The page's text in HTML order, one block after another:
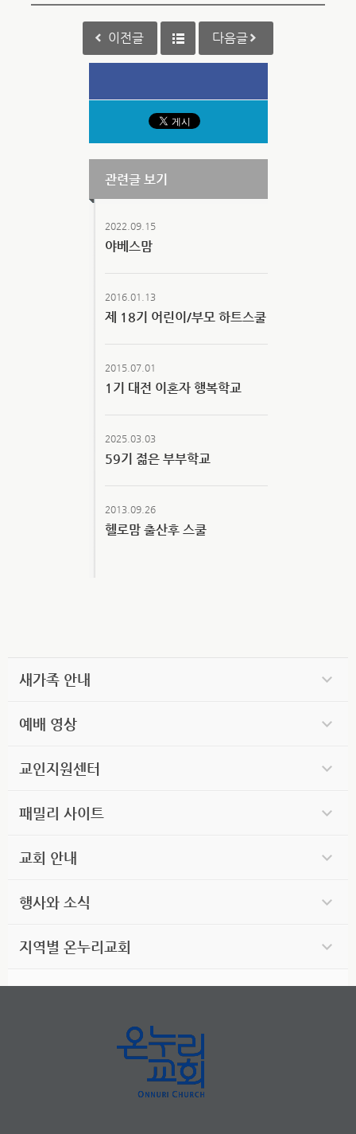
이전글 다음글
관련글 보기
2022.09.15
야베스맘
2016.01.13
제 18기 어린이/부모 하트스쿨
2015.07.01
1기 대전 이혼자 행복학교
2025.03.03
59기 젊은 부부학교
2013.09.26
헬로맘 출산후 스쿨
새가족 안내
예배 영상
교인지원센터
패밀리 사이트
교회 안내
행사와 소식
지역별 온누리교회